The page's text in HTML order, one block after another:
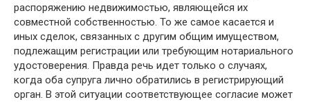
распоряжению недвижимостью, являющейся их
совместной собственностью. То же самое касается и
иных сделок, связанных с другим общим имуществом,
подлежащим регистрации или требующим нотариального
удостоверения. Правда речь идет только о случаях,
когда оба супруга лично обратились в регистрирующий
орган. В этой ситуации соответствующее согласие может